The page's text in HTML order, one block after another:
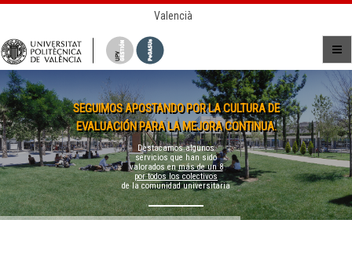
Valencià
SEGUIMOS APOSTANDO POR LA CULTURA DE
EVALUACIÓN PARA LA MEJORA CONTINUA.
Destacamos algunos
servicios que han sido
valorados enmás de un 8
por todos los colectivos
de la comunidad universitaria